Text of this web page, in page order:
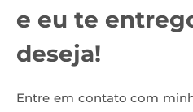
e eu te
deseja!
Entre em contato com